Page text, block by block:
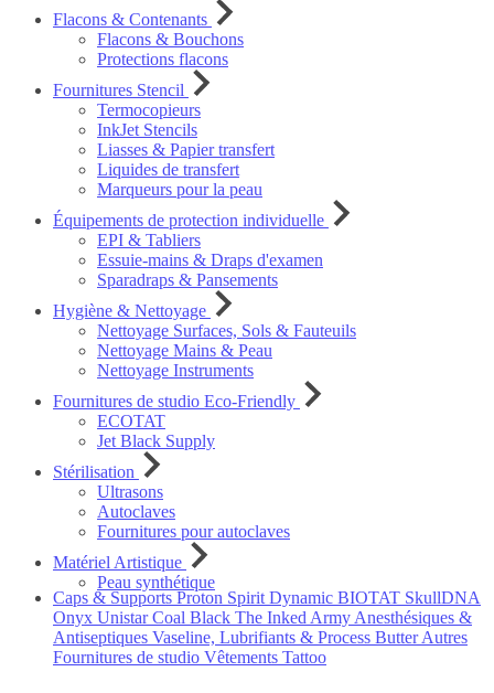
Flacons & Contenants
Flacons & Bouchons
Protections flacons
Fournitures Stencil
Termocopieurs
InkJet Stencils
Liasses & Papier transfert
Liquides de transfert
Marqueurs pour la peau
Équipements de protection individuelle
EPI & Tabliers
Essuie-mains & Draps d'examen
Sparadraps & Pansements
Hygiène & Nettoyage
Nettoyage Surfaces, Sols & Fauteuils
Nettoyage Mains & Peau
Nettoyage Instruments
Fournitures de studio Eco-Friendly
ECOTAT
Jet Black Supply
Stérilisation
Ultrasons
Autoclaves
Fournitures pour autoclaves
Matériel Artistique
Peau synthétique
Caps & Supports Proton Spirit Dynamic BIOTAT SkullDNA
Onyx UnistarCoal Black The Inked Army Anesthésiques &
Antiseptiques Vaseline, Lubrifiants & Process ButterAutres
Fournitures de studio Vêtements Tattoo